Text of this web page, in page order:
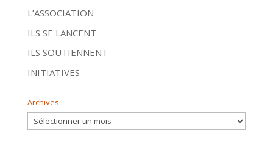
L’ASSOCIATION
ILS SE LANCENT
ILS SOUTIENNENT
INITIATIVES
Archives
Archives